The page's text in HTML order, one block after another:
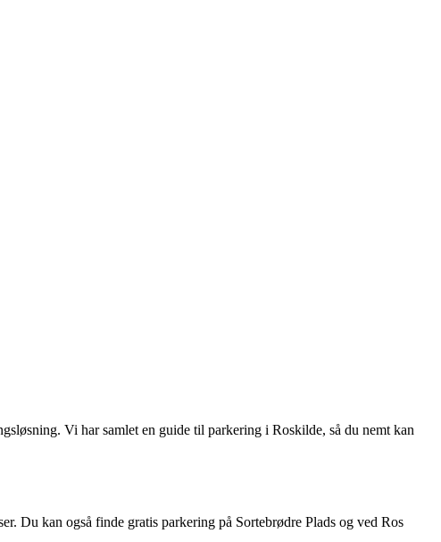
Vi har samlet en guide til parkering i Roskilde, så du nemt kan
Du kan også finde gratis parkering på Sortebrødre Plads og ved Ros